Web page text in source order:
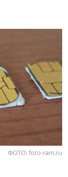
ФОТО: foto-ram.ru